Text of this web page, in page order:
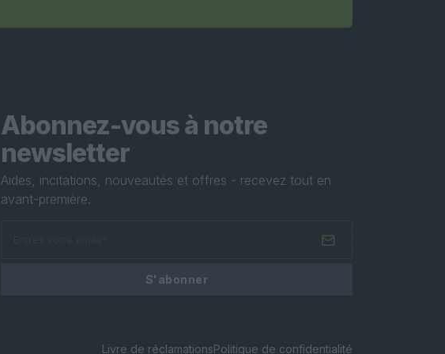
Abonnez-vous à notre
newsletter
Aides, incitations, nouveautés et offres - recevez tout en
avant-première.
S'abonner
Livre de réclamationsPolitique de confidentialité